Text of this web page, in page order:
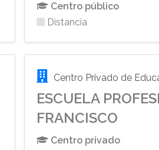
Centro público
Distancia
Centro Privado de
ESCUELA
FRANCISCO
Centro privado